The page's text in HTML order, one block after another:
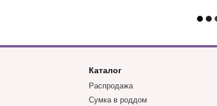
Каталог
Распродажа
Сумка в роддом